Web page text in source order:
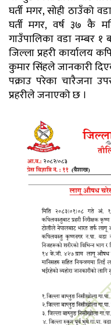
घर्ती मगर, सोही ठाउँको
घर्ती मगर, वर्ष ३७ कै
गाउँपालिका वडा नम्बर १
जिल्ला प्रहरी कार्यालय
कुमार सिंहले जानकारी
पक्राउ परेका चारैजना
प्रहरीले जनाएको छ ।